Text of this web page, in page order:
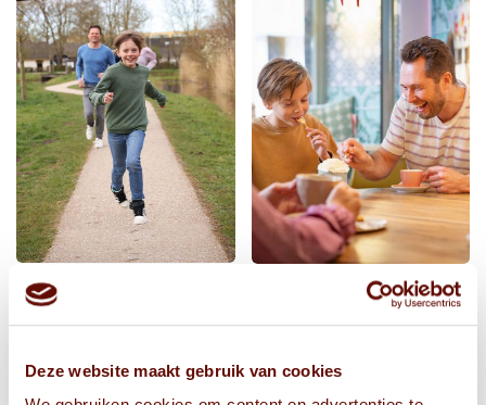
Deze website maakt gebruik van cookies